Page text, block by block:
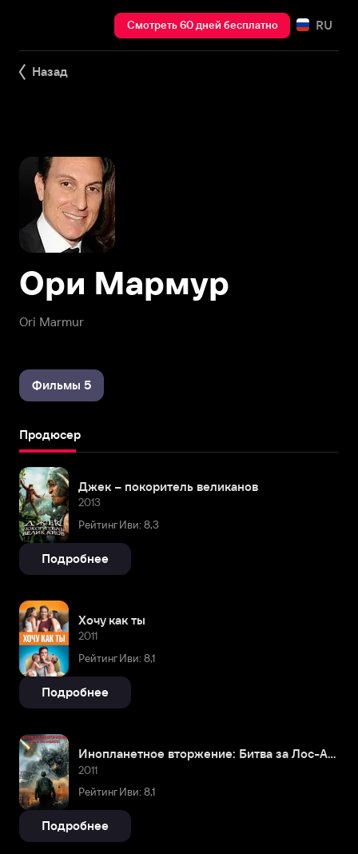
Смотреть 60 дней бесплатно RU
Назад
Ori Marmur
Ори Мармур
Фильмы 5
Продюсер
Джек – покоритель великанов
2013
Рейтинг Иви: 8,3
Подробнее
Хочу как ты
2011
Рейтинг Иви: 8,1
Подробнее
Инопланетное вторжение: Битва за Лос-Анджелес
2011
Рейтинг Иви: 8,1
Подробнее